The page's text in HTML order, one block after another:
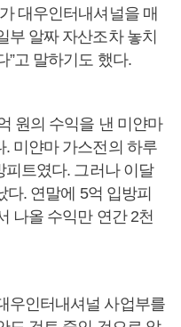
대우인터내셔널을 매
부 알짜 자산조차 놓치
”고 말하기도 했다.
원의 수익을 낸 미얀마
미얀마 가스전의 하루
피트였다. 그러나 이달
. 연말에 5억 입방피
나올 수익만 연간 2천
우인터내셔널 사업부를